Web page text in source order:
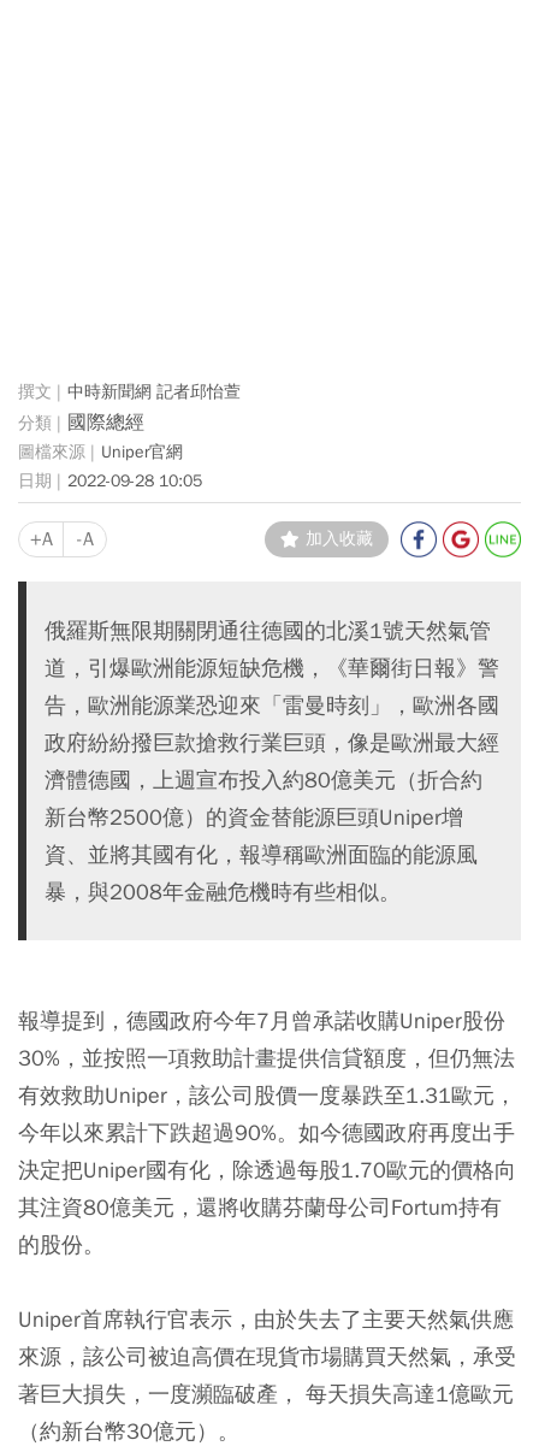
中時新聞網 記者邱怡萱
國際總經
Uniper官網
2022-09-28 10:05
+A -A 加入收藏
俄羅斯無限期關閉通往德國的北溪1號天然氣管
道，引爆歐洲能源短缺危機，《華爾街日報》警
告，歐洲能源業恐迎來「雷曼時刻」，歐洲各國
政府紛紛撥巨款搶救行業巨頭，像是歐洲最大經
濟體德國，上週宣布投入約80億美元（折合約
新台幣2500億）的資金替能源巨頭Uniper增
資、並將其國有化，報導稱歐洲面臨的能源風
暴，與2008年金融危機時有些相似。
報導提到，德國政府今年7月曾承諾收購Uniper股份
30%，並按照一項救助計畫提供信貸額度，但仍無法
有效救助Uniper，該公司股價一度暴跌至1.31歐元，
今年以來累計下跌超過90%。如今德國政府再度出手
決定把Uniper國有化，除透過每股1.70歐元的價格向
其注資80億美元，還將收購芬蘭母公司Fortum持有
的股份。
Uniper首席執行官表示，由於失去了主要天然氣供應
來源，該公司被迫高價在現貨市場購買天然氣，承受
著巨大損失，一度瀕臨破產， 每天損失高達1億歐元
（約新台幣30億元）。